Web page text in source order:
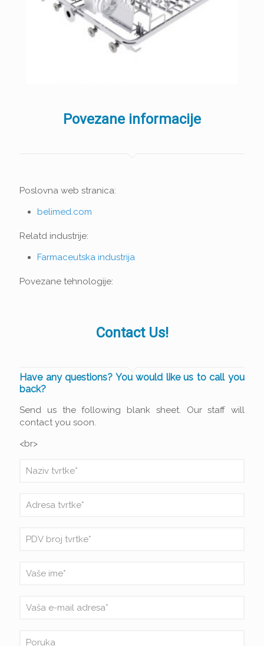
Povezane informacije
Poslovna web stranica:
belimed.com
Relatd industrije:
Farmaceutska industrija
Povezane tehnologije:
Contact Us!
Have any questions? You would like us to call you
back?
Send us the following blank sheet. Our staff will
contact you soon.
<br>